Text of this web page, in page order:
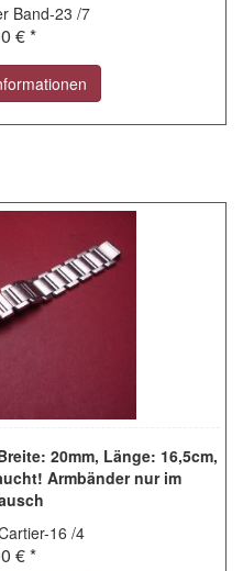
Band-23 /7
€ *
20mm, Länge: 16,5cm,
Armbänder nur im
16 /4
€ *